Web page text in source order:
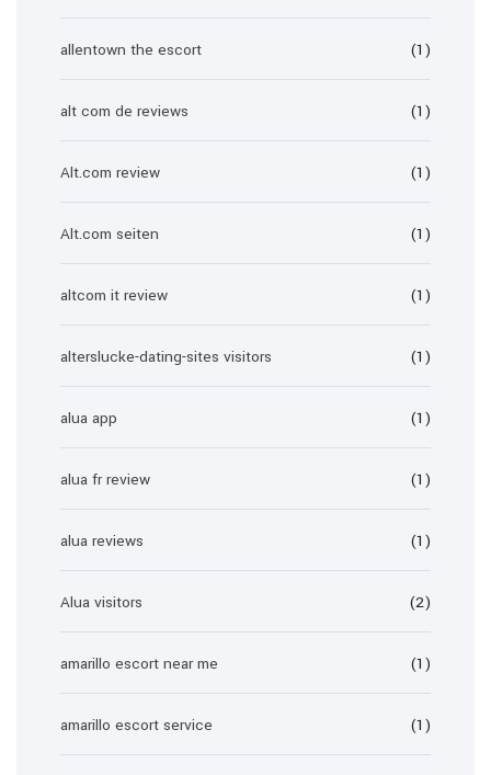
allentown the escort (1)
alt com de reviews (1)
Alt.com review (1)
Alt.com seiten (1)
altcom it review (1)
alterslucke-dating-sites visitors (1)
alua app (1)
alua fr review (1)
alua reviews (1)
Alua visitors (2)
amarillo escort near me (1)
amarillo escort service (1)